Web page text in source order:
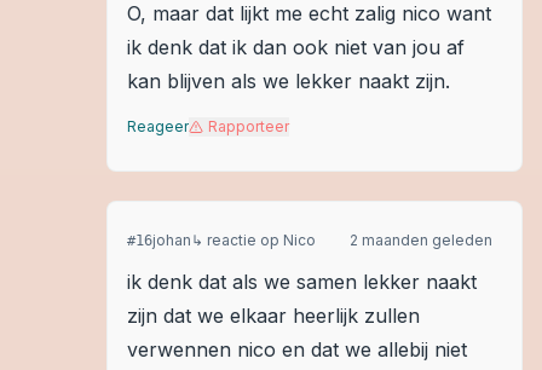
O, maar dat lijkt me echt zalig nico want
ik denk dat ik dan ook niet van jou af
kan blijven als we lekker naakt zijn.
Reageer Rapporteer
#16johan ↳ reactie op Nico 2 maanden geleden
ik denk dat als we samen lekker naakt
zijn dat we elkaar heerlijk zullen
verwennen nico en dat we allebij niet